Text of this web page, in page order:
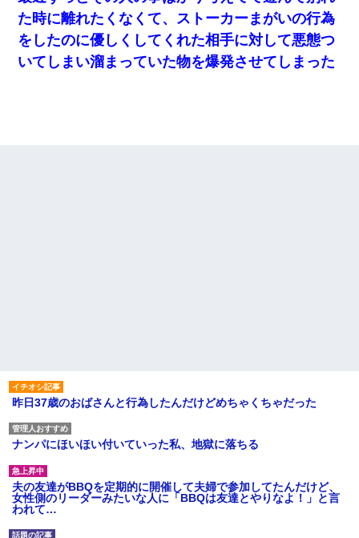
た時に離れたくなくて、ストーカーまがいの行為
をしたのに優しくしてくれた相手に対して悪態つ
いてしまい溜まっていた物を爆発させてしまった
昨日37歳のおばさんと行為したんだけどめちゃくちゃだった
ナンパにほいほい付いていった私、地獄に落ちる
夫の友達がBBQを定期的に開催して夫婦で参加してたんだけど、
女性側のリーダーみたいな人に「BBQは友達とやりなよ！」と言
われて…